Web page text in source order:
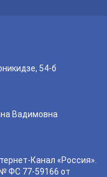
54-б
Вадимовна
Канал «Россия».
ФС 77-59166 от